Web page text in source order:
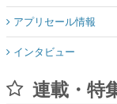
アプリセール情報
インタビュー
連載・特